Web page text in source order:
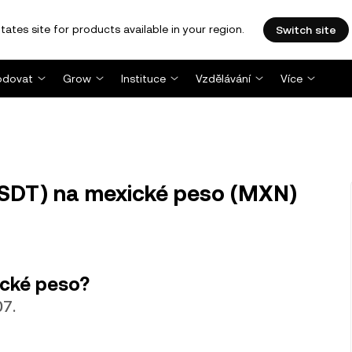
site for products available in your region. Switch site
Grow Instituce Vzdělávání Více
na mexické peso (MXN)
peso?